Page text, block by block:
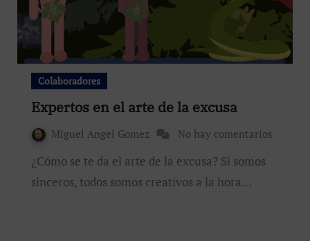
Colaboradores
Expertos en el arte de la excusa
Miguel Angel Gomez No hay comentarios
¿Cómo se te da el arte de la excusa? Si somos
sinceros, todos somos creativos a la hora…